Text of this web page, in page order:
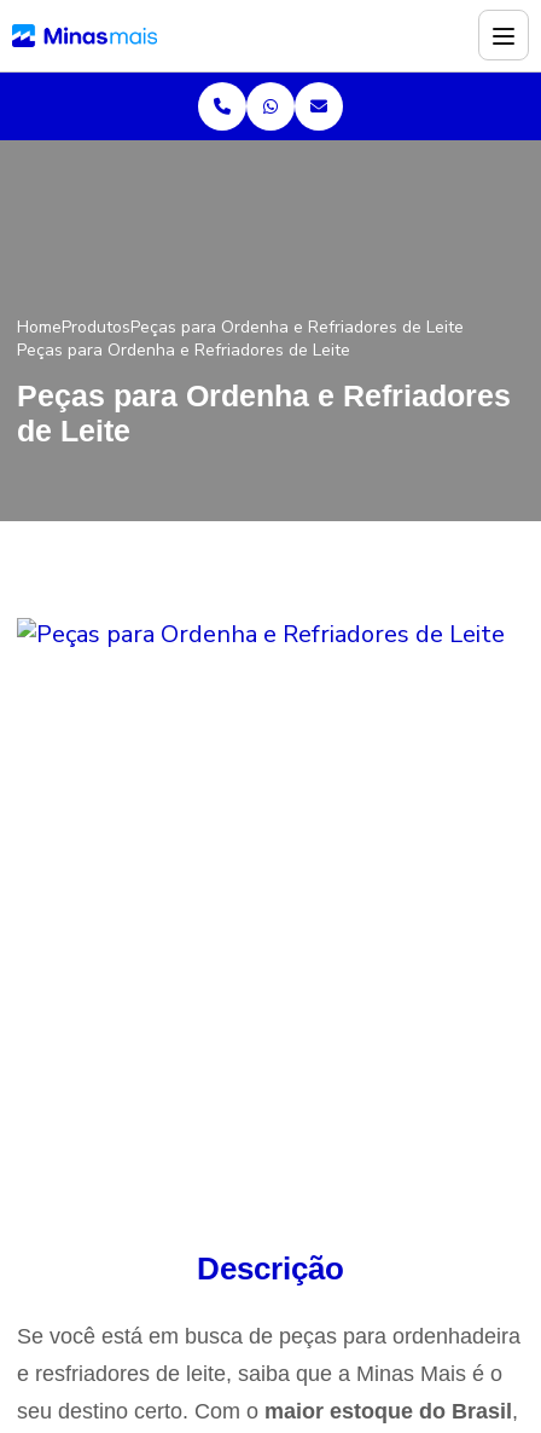
HomeProdutosPeças para Ordenha e Refriadores de Leite
Peças para Ordenha e Refriadores de Leite
Peças para Ordenha e Refriadores
de Leite
Descrição
Se você está em busca de peças para ordenhadeira
e resfriadores de leite, saiba que a Minas Mais é o
seu destino certo. Com o maior estoque do Brasil,